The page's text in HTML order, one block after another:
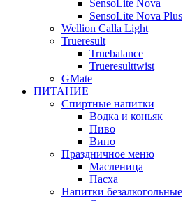
SensoLite Nova
SensoLite Nova Plus
Wellion Calla Light
Trueresult
Truebalance
Trueresulttwist
GMate
ПИТАНИЕ
Спиртные напитки
Водка и коньяк
Пиво
Вино
Праздничное меню
Масленица
Пасха
Напитки безалкогольные